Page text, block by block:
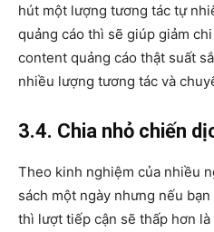
hút một lượng tương tác tự
quảng cáo thì sẽ giúp giảm
content quảng cáo thật suất
nhiều lượng tương tác và
3.4. Chia nhỏ chiến
Theo kinh nghiệm của nhiều
sách một ngày nhưng nếu
thì lượt tiếp cận sẽ thấp hơn